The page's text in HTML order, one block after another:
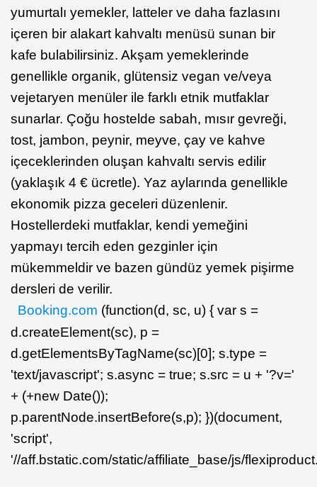
yumurtalı yemekler, latteler ve daha fazlasını
içeren bir alakart kahvaltı menüsü sunan bir
kafe bulabilirsiniz. Akşam yemeklerinde
genellikle organik, glütensiz vegan ve/veya
vejetaryen menüler ile farklı etnik mutfaklar
sunarlar. Çoğu hostelde sabah, mısır gevreği,
tost, jambon, peynir, meyve, çay ve kahve
içeceklerinden oluşan kahvaltı servis edilir
(yaklaşık 4 € ücretle). Yaz aylarında genellikle
ekonomik pizza geceleri düzenlenir.
Hostellerdeki mutfaklar, kendi yemeğini
yapmayı tercih eden gezginler için
mükemmeldir ve bazen gündüz yemek pişirme
dersleri de verilir.
Booking.com (function(d, sc, u) { var s =
d.createElement(sc), p =
d.getElementsByTagName(sc)[0]; s.type =
'text/javascript'; s.async = true; s.src = u + '?v='
+ (+new Date());
p.parentNode.insertBefore(s,p); })(document,
'script',
'//aff.bstatic.com/static/affiliate_base/js/